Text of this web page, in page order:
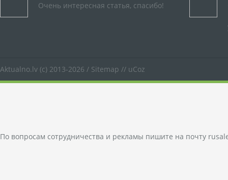
Очень интересная статья, спасибо!
Aktualno.lv (c) 2013-2026 / Sitemap // uCoz
По вопросам сотрудничества и рекламы пишите на почту